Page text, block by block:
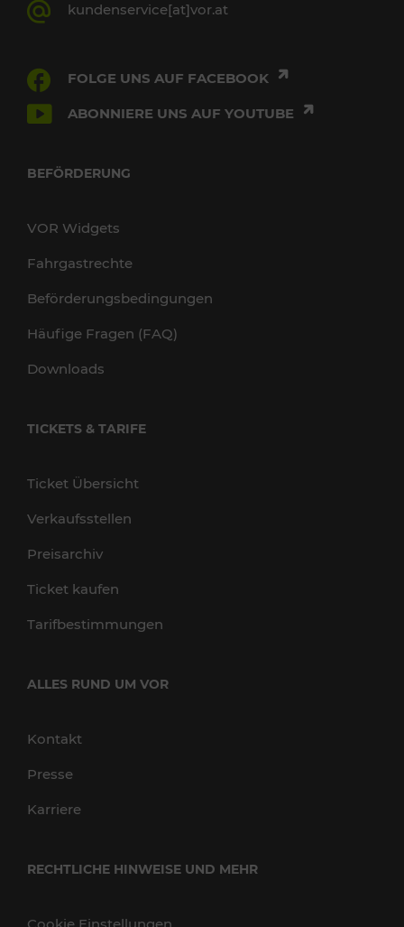
kundenservice[at]vor.at
FOLGE UNS AUF FACEBOOK
ABONNIERE UNS AUF YOUTUBE
BEFÖRDERUNG
VOR Widgets
Fahrgastrechte
Beförderungsbedingungen
Häufige Fragen (FAQ)
Downloads
TICKETS & TARIFE
Ticket Übersicht
Verkaufsstellen
Preisarchiv
Ticket kaufen
Tarifbestimmungen
ALLES RUND UM VOR
Kontakt
Presse
Karriere
RECHTLICHE HINWEISE UND MEHR